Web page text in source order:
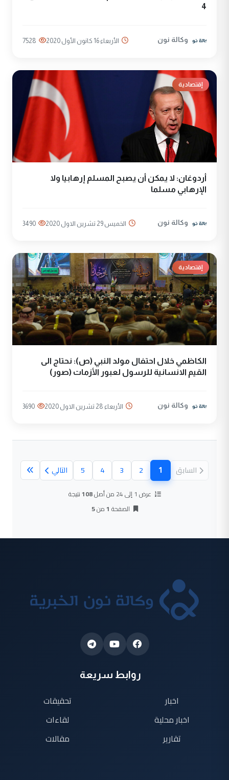
4
وكالة نون الأربعاء 16 كانون الأول 2020 7528
إقتصادية
أردوغان: لا يمكن أن يصبح المسلم إرهابيا ولا
الإرهابي مسلما
وكالة نون الخميس 29 تشرين الاول 2020 3490
إقتصادية
الكاظمي خلال احتفال مولد النبي (ص): نحتاج الى
القيم الانسانية للرسول لعبور الأزمات (صور)
وكالة نون الأربعاء 28 تشرين الاول 2020 3690
السابق 1
(الصفحة الحالية)
2
3
4
5 التالي
عرض 1 إلى 24 من أصل 108نتيجة
الصفحة 1من5
روابط سريعة
اخبار
اخبار محلية
تقارير
تحقيقات
لقاءات
مقالات